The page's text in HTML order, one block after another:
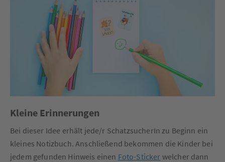
Kleine Erinnerungen
Bei dieser Idee erhält jede/r SchatzsucherIn zu Beginn ein
kleines Notizbuch. Anschließend bekommen die Kinder bei
jedem gefunden Hinweis einen Foto-Sticker welcher dann